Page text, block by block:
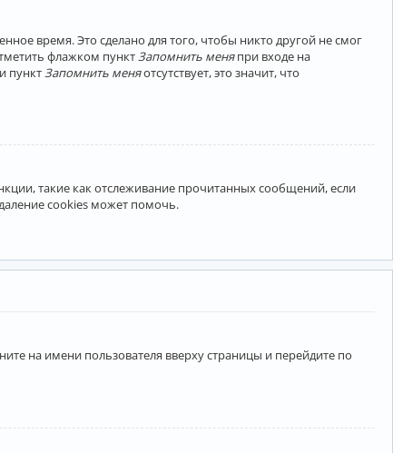
время. Это сделано для того, чтобы никто другой не смог
флажком пункт Запомнить меняпри входе на
пункт Запомнить меняотсутствует, это значит, что
такие как отслеживание прочитанных сообщений, если
cookies может помочь.
на имени пользователя вверху страницы и перейдите по